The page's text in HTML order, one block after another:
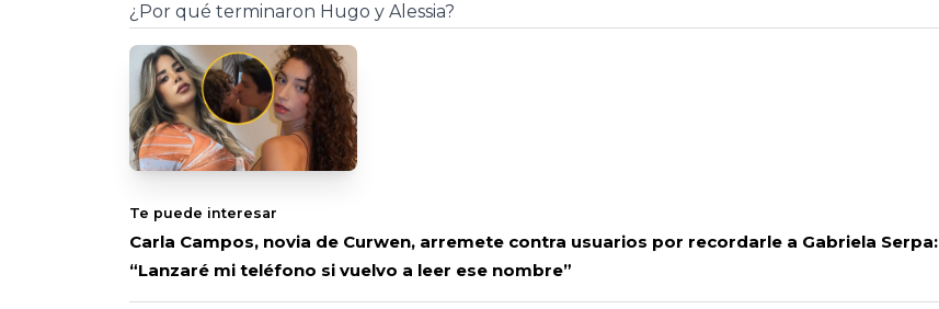
¿Por qué terminaron Hugo y Alessia?
Te puede interesar
Carla Campos, novia de Curwen, arremete contra usuarios por recordarle a Gabriela Serpa:
“Lanzaré mi teléfono si vuelvo a leer ese nombre”